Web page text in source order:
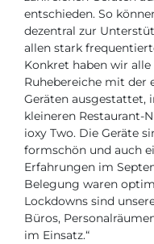
entschieden. So
dezentral zur
allen stark
Konkret haben wir alle
Ruhebereiche mit der
Geräten ausgestattet,
kleineren Restaurant-
ioxy Two. Die Geräte
formschön und auch
Erfahrungen im
Belegung waren
Lockdowns sind
Büros,
im Einsatz.“